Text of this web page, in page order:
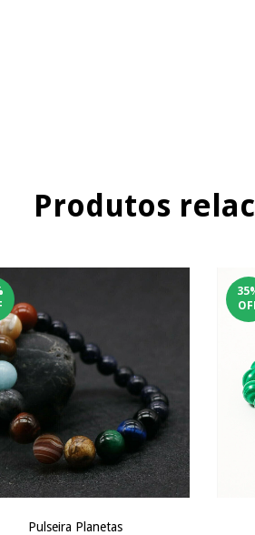
Produtos
Pulseira Planetas
35